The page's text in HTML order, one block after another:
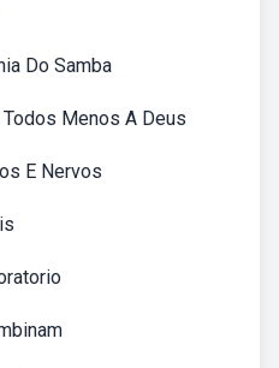
Do Samba
Menos A Deus
E Nervos